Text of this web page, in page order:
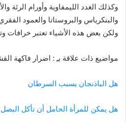
وكذلك الغدد الليمفاوية وأورام الرئة
والبنكرياس والبروستاتا والعمود
ولكن بعض هذه الأشياء تعتبر خرافات
مواضيع ذات علاقة بـِ : اضرار فاكهة
هل الباذنجان يسبب السرطان
هل يمكن للمرأة الحامل أن تأكل